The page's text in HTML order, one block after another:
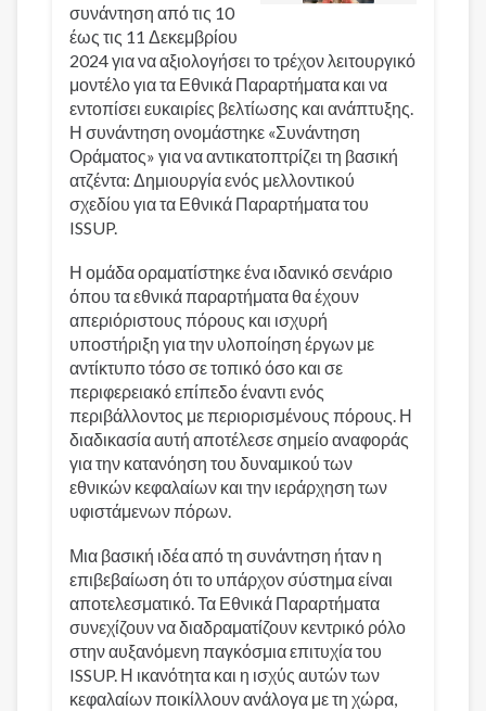
συνάντηση από τις 10
έως τις 11 Δεκεμβρίου
2024 για να αξιολογήσει το τρέχον λειτουργικό
μοντέλο για τα Εθνικά Παραρτήματα και να
εντοπίσει ευκαιρίες βελτίωσης και ανάπτυξης.
Η συνάντηση ονομάστηκε «Συνάντηση
Οράματος» για να αντικατοπτρίζει τη βασική
ατζέντα: Δημιουργία ενός μελλοντικού
σχεδίου για τα Εθνικά Παραρτήματα του
ISSUP.
Η ομάδα οραματίστηκε ένα ιδανικό σενάριο
όπου τα εθνικά παραρτήματα θα έχουν
απεριόριστους πόρους και ισχυρή
υποστήριξη για την υλοποίηση έργων με
αντίκτυπο τόσο σε τοπικό όσο και σε
περιφερειακό επίπεδο έναντι ενός
περιβάλλοντος με περιορισμένους πόρους. Η
διαδικασία αυτή αποτέλεσε σημείο αναφοράς
για την κατανόηση του δυναμικού των
εθνικών κεφαλαίων και την ιεράρχηση των
υφιστάμενων πόρων.
Μια βασική ιδέα από τη συνάντηση ήταν η
επιβεβαίωση ότι το υπάρχον σύστημα είναι
αποτελεσματικό. Τα Εθνικά Παραρτήματα
συνεχίζουν να διαδραματίζουν κεντρικό ρόλο
στην αυξανόμενη παγκόσμια επιτυχία του
ISSUP. Η ικανότητα και η ισχύς αυτών των
κεφαλαίων ποικίλλουν ανάλογα με τη χώρα,